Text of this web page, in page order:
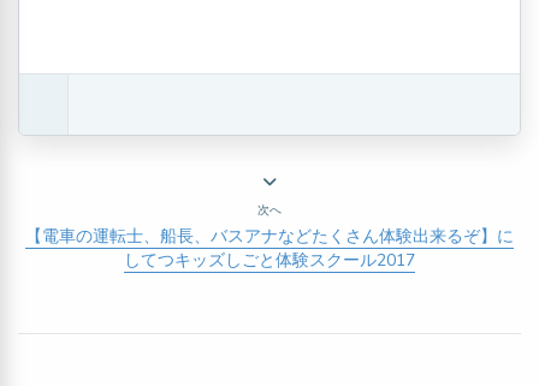
次へ
【電車の運転士、船長、バスアナなどたくさん体験出来るぞ】に
してつキッズしごと体験スクール2017